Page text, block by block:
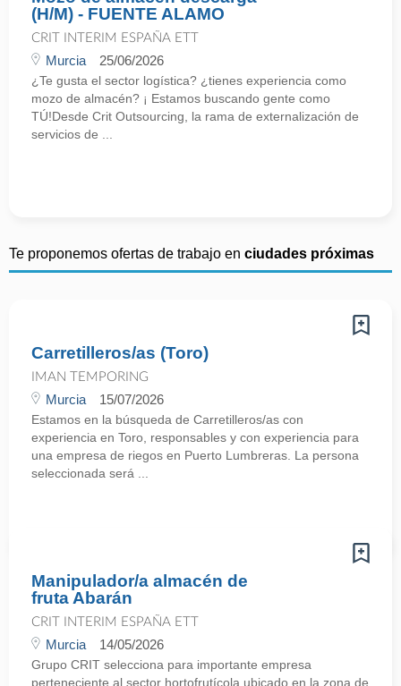
(H/M) - FUENTE ALAMO
CRIT INTERIM ESPAÑA ETT
Murcia 25/06/2026
¿Te gusta el sector logística? ¿tienes experiencia como
mozo de almacén? ¡ Estamos buscando gente como
TÚ!Desde Crit Outsourcing, la rama de externalización de
servicios de ...
Te proponemos ofertas de trabajo en ciudades próximas
Carretilleros/as (Toro)
IMAN TEMPORING
Murcia 15/07/2026
Estamos en la búsqueda de Carretilleros/as con
experiencia en Toro, responsables y con experiencia para
una empresa de riegos en Puerto Lumbreras. La persona
seleccionada será ...
Manipulador/a almacén de
fruta Abarán
CRIT INTERIM ESPAÑA ETT
Murcia 14/05/2026
Grupo CRIT selecciona para importante empresa
perteneciente al sector hortofrutícola ubicado en la zona de